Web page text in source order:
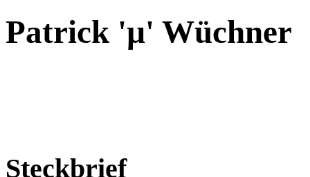
Patrick 'µ' Wüchner
Steckbrief